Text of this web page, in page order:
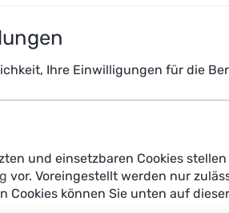
Abläufe im
Arbeitszeit verwenden
im ambulanten sowie
die Patientinnen und Patienten
sind in
Innovationen profitieren?
Ihre Einwilligungen für die
und einsetzbaren Cookies
vor. Voreingestellt werden nur
Cookies können Sie unten auf